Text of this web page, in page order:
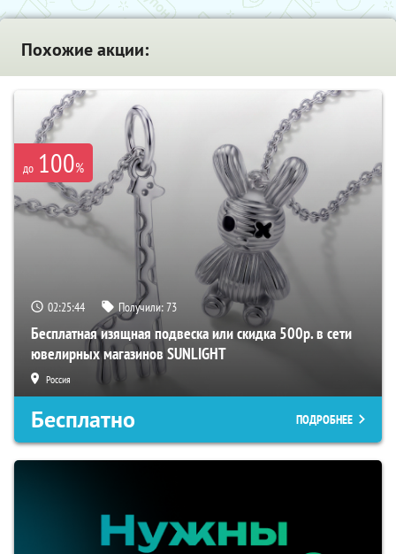
Похожие акции:
до 100%
02:25:44 Получили:73
Бесплатная изящная подвеска или скидка 500р. в сети
ювелирных магазинов SUNLIGHT
Россия
Бесплатно ПОДРОБНЕЕ